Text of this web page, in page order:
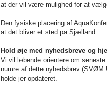
at der vil være mulighed for at
Den fysiske placering af
at det bliver et sted på Sjælland.
Hold øje med nyhedsbreve og
Vi vil løbende orientere om
numre af dette nyhedsbrev (SVØM
holde jer opdateret.